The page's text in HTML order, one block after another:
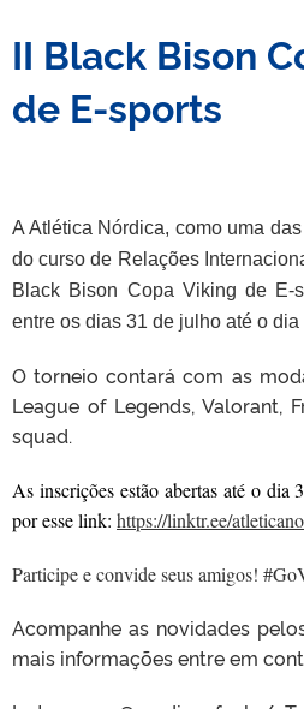
TELEFONES
II Black Bison
de E-sports
A Atlética Nórdica, como uma
do curso de Relações
Black Bison Copa Viking de E-
entre os dias 31 de julho até o
O torneio contará com as
League of Legends, Valorant,
squad.
As inscrições estão abertas até o dia
por esse link: https://linktr.ee/
Participe e convide seus amigos!
Acompanhe as novidades
mais informações entre em